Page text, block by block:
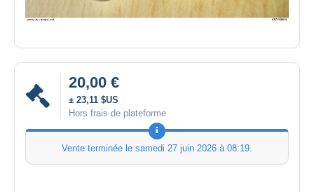
20,00 €
± 23,11 $US
Hors frais de plateforme
Vente terminée le samedi 27 juin 2026 à 08:19